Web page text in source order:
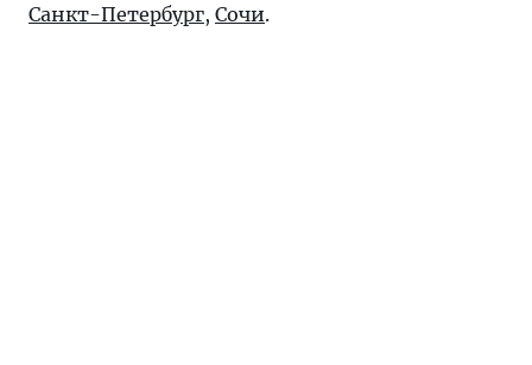
Санкт-Петербург, Сочи.